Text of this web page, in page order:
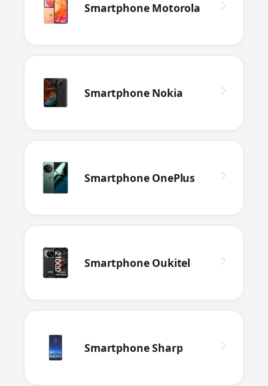
Smartphone Motorola
Smartphone Nokia
Smartphone OnePlus
Smartphone Oukitel
Smartphone Sharp